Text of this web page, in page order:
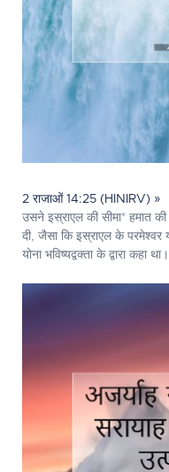
2 राजाओं 14:25 (HINIRV) »
उसने इस्राएल की सीमा* हमात
दी, जैसा कि इस्राएल के परमेश्‍वर
योना भविष्यद्वक्ता के द्वारा कहा था।